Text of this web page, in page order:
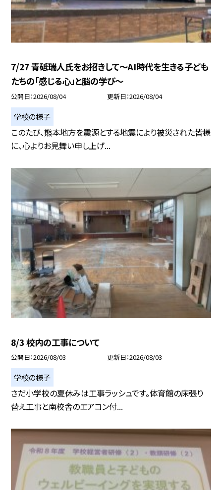
7/27 青砥瑞人氏をお招きして〜AI時代を生きる子ども
たちの「感じる心」と脳の学び〜
公開日 2026/08/04 更新日 2026/08/04
学校の様子
このたび、熊本地方を震源とする地震により被災された皆様
に、心よりお見舞い申し上げ...
8/3 校内の工事について
公開日 2026/08/03 更新日 2026/08/03
学校の様子
さだ小学校の夏休みは工事ラッシュです。体育館の床張り
替え工事と南校舎のエアコン付...